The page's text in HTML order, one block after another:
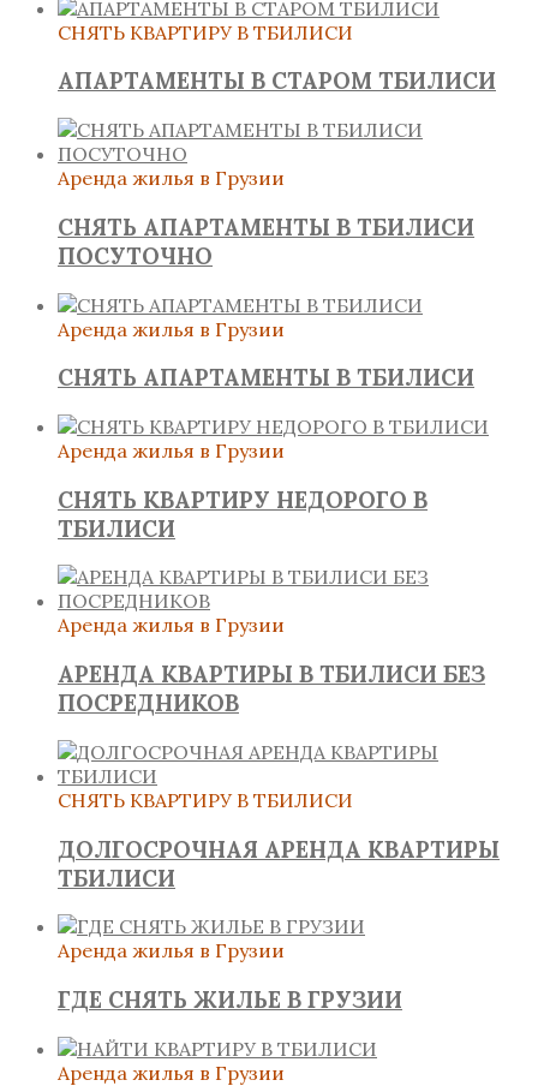
СНЯТЬ КВАРТИРУ В ТБИЛИСИ
АПАРТАМЕНТЫ В СТАРОМ ТБИЛИСИ
Аренда жилья в Грузии
СНЯТЬ АПАРТАМЕНТЫ В ТБИЛИСИ
ПОСУТОЧНО
Аренда жилья в Грузии
СНЯТЬ АПАРТАМЕНТЫ В ТБИЛИСИ
Аренда жилья в Грузии
СНЯТЬ КВАРТИРУ НЕДОРОГО В
ТБИЛИСИ
Аренда жилья в Грузии
АРЕНДА КВАРТИРЫ В ТБИЛИСИ БЕЗ
ПОСРЕДНИКОВ
СНЯТЬ КВАРТИРУ В ТБИЛИСИ
ДОЛГОСРОЧНАЯ АРЕНДА КВАРТИРЫ
ТБИЛИСИ
Аренда жилья в Грузии
ГДЕ СНЯТЬ ЖИЛЬЕ В ГРУЗИИ
Аренда жилья в Грузии